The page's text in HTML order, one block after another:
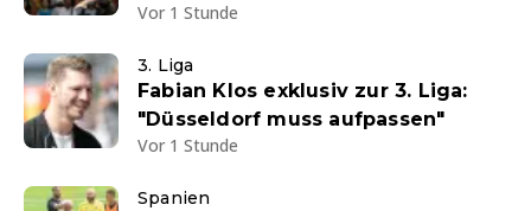
Vor 1 Stunde
3. Liga
Fabian Klos exklusiv zur 3. Liga:
"Düsseldorf muss aufpassen"
Vor 1 Stunde
Spanien